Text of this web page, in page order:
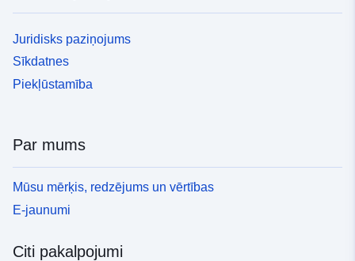
Juridisks paziņojums
Sīkdatnes
Piekļūstamība
Par mums
Mūsu mērķis, redzējums un vērtības
E-jaunumi
Citi pakalpojumi